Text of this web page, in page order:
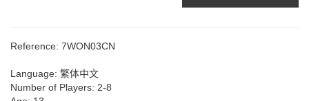
Reference: 7WON03CN
Language: 繁体中文
Number of Players: 2-8